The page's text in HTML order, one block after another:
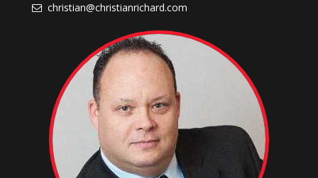
christian@christianrichard.com